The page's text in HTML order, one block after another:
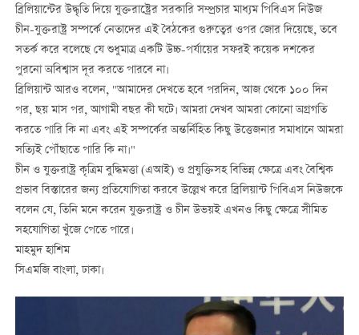
ব্রিলিয়ান্টের উদ্ধৃতি দিয়ে যুক্তরাষ্ট্রের সরকারি সম্প্রচার মাধ্যম পিবিএস নিউজ
চীন-যুক্তরাষ্ট্র সম্পর্কে নেতাদের এই বৈঠকের গুরুত্বের ওপর জোর দিয়েছে, তবে
সতর্ক করে বলেছে যে শুধুমাত্র একটি উচ্চ-পর্যায়ের সফরই কয়েক দশকের
পুরনো অবিশ্বাস দূর করতে পারবে না।
ব্রিলিয়ান্ট আরও বলেন, "আমাদের দেখতে হবে পরদিন, আজ থেকে ১০০ দিন
পর, ছয় মাস পর, আগামী বছর কী ঘটে। আমরা দেখব আমরা কোনো অগ্রগতি
করতে পারি কি না এবং এই সম্পর্কের অন্তর্নিহিত কিছু উত্তেজনার সমাধানে আমরা
সত্যিই পৌঁছাতে পারি কি না।"
চীন ও যুক্তরাষ্ট্র কৃত্রিম বুদ্ধিমত্তা (এআই) ও প্রযুক্তিসহ বিভিন্ন ক্ষেত্রে এবং বৈশ্বিক
প্রভাব বিস্তারের জন্য প্রতিযোগিতা করবে উল্লেখ করে ব্রিলিয়ান্ট পিবিএস নিউজকে
বলেন যে, তিনি মনে করেন যুক্তরাষ্ট্র ও চীন উভয়ই এখনও কিছু ক্ষেত্রে সীমিত
সহযোগিতা খুঁজে পেতে পারে।
মাহমুদ হাশিম
সিএমজি বাংলা, ঢাকা।